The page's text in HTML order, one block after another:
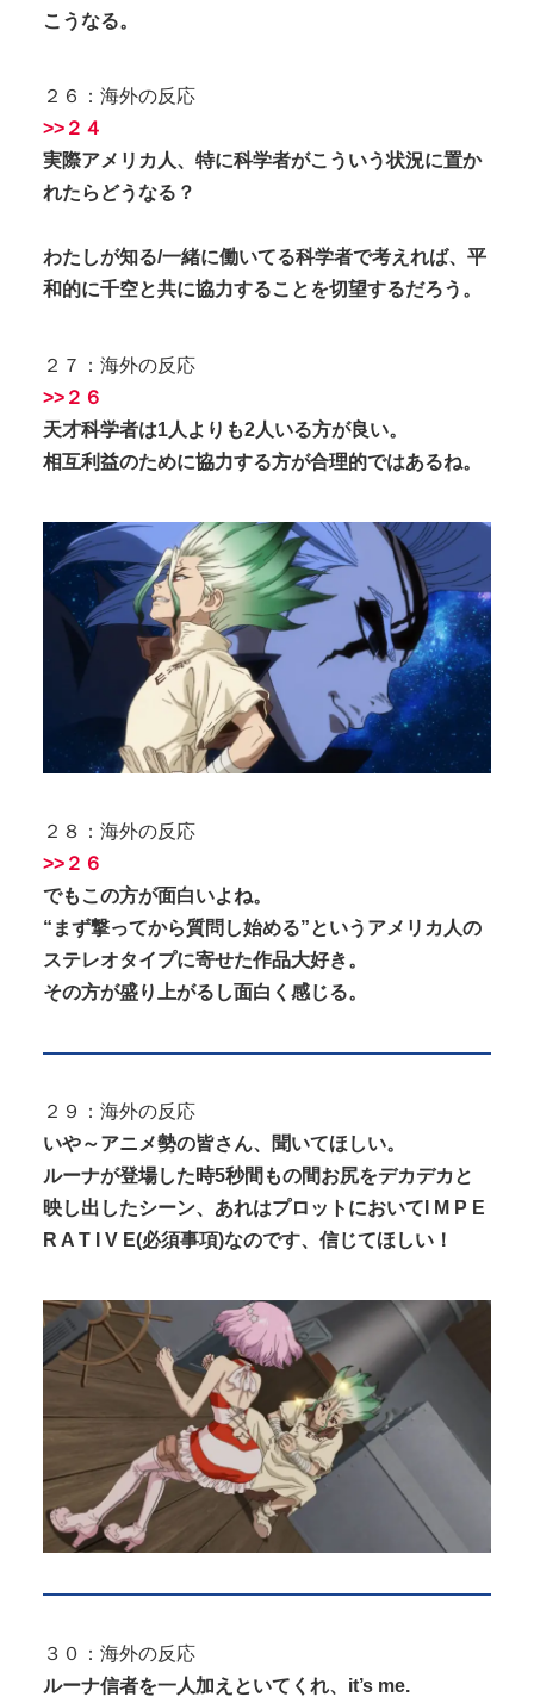
こうなる。
２６：海外の反応
>>２４
実際アメリカ人、特に科学者がこういう状況に置か
れたらどうなる？
わたしが知る/一緒に働いてる科学者で考えれば、平
和的に千空と共に協力することを切望するだろう。
２７：海外の反応
>>２６
天才科学者は1人よりも2人いる方が良い。
相互利益のために協力する方が合理的ではあるね。
２８：海外の反応
>>２６
でもこの方が面白いよね。
“まず撃ってから質問し始める”というアメリカ人の
ステレオタイプに寄せた作品大好き。
その方が盛り上がるし面白く感じる。
２９：海外の反応
いや～アニメ勢の皆さん、聞いてほしい。
ルーナが登場した時5秒間もの間お尻をデカデカと
映し出したシーン、あれはプロットにおいてI M P E
R A T I V E(必須事項)なのです、信じてほしい！
３０：海外の反応
ルーナ信者を一人加えといてくれ、it’s me.